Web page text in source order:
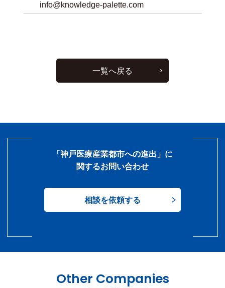
info@knowledge-palette.com
一覧へ戻る
「神戸医療産業都市への進出」に
関するお問い合わせ
相談を依頼する
Other Companies